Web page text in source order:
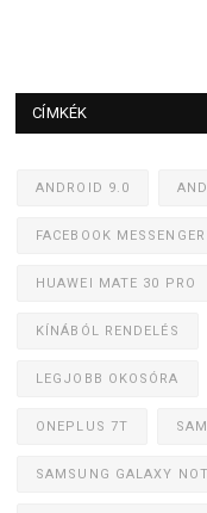
CÍMKÉK
ANDROID 9.0
FACEBOOK MESSENGER
HUAWEI MATE 30 PRO
KÍNÁBÓL RENDELÉS
LEGJOBB OKOSÓRA
ONEPLUS 7T
SAMSUNG GALAXY